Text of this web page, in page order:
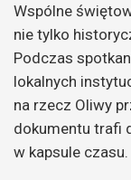
Wspólne
nie tylko
Podczas
lokalnych
na rzecz Oliwy
dokumentu trafi
w kapsule czasu.